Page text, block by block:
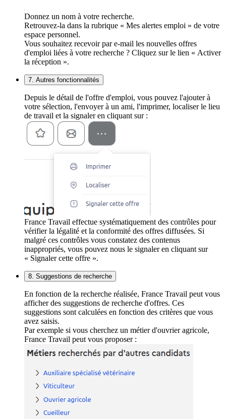
Donnez un nom à votre recherche.
Retrouvez-la dans la rubrique « Mes alertes emploi » de votre
espace personnel.
Vous souhaitez recevoir par e-mail les nouvelles offres
d'emploi liées à votre recherche ? Cliquez sur le lien « Activer
la réception ».
7. Autres fonctionnalités
Depuis le détail de l'offre d'emploi, vous pouvez l'ajouter à
votre sélection, l'envoyer à un ami, l'imprimer, localiser le lieu
de travail et la signaler en cliquant sur :
France Travail effectue systématiquement des contrôles pour
vérifier la légalité et la conformité des offres diffusées. Si
malgré ces contrôles vous constatez des contenus
inappropriés, vous pouvez nous le signaler en cliquant sur
« Signaler cette offre ».
8. Suggestions de recherche
En fonction de la recherche réalisée, France Travail peut vous
afficher des suggestions de recherche d'offres. Ces
suggestions sont calculées en fonction des critères que vous
avez saisis.
Par exemple si vous cherchez un métier d'ouvrier agricole,
France Travail peut vous proposer :